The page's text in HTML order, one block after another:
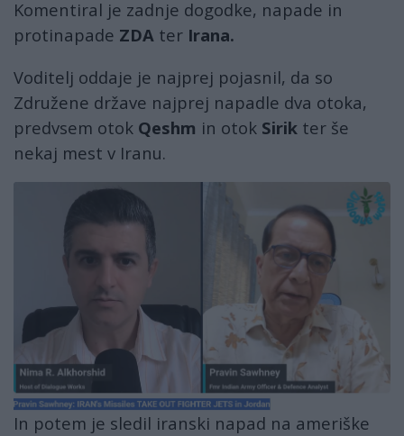
Komentiral je zadnje dogodke, napade in
protinapade ZDA ter Irana.
Voditelj oddaje je najprej pojasnil, da so
Združene države najprej napadle dva otoka,
predvsem otok Qeshm in otok Sirik ter še
nekaj mest v Iranu.
pravinnima.jpg
In potem je sledil iranski napad na ameriške